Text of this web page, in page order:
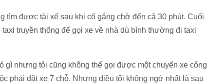
tìm được tài xế sau khi cố gắng chờ đến cả 30 phút. Cuối
truyền thống để gọi xe về nhà dù bình thường đi taxi
gì nhưng tôi cũng không thể gọi được một chuyến xe công
phải đặt xe 7 chỗ. Nhưng điều tôi không ngờ nhất là sau